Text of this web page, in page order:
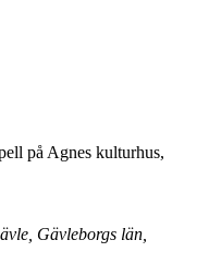
på Agnes kulturhus,
Gävleborgs län,